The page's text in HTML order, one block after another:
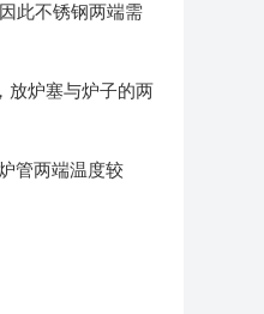
此不锈钢两端需
放炉塞与炉子的两
。
管两端温度较